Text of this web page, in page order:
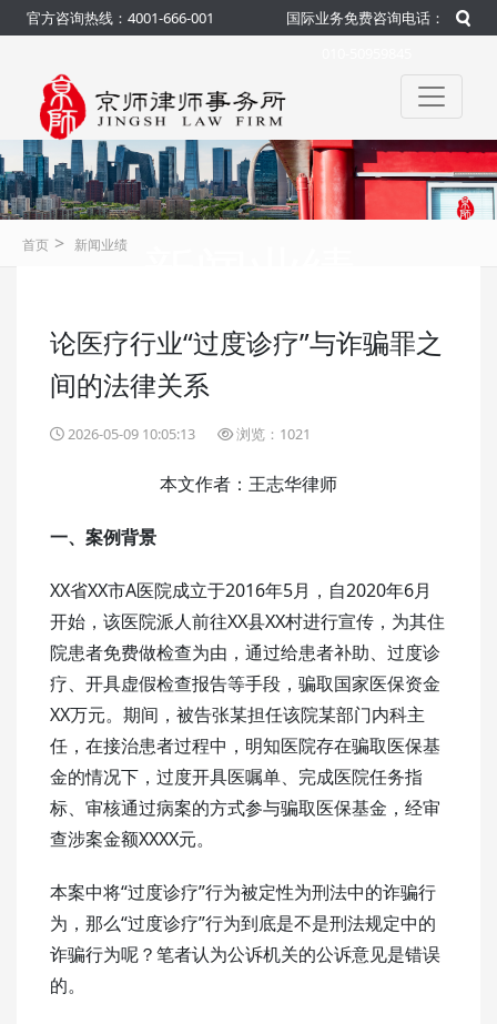
官方咨询热线：4001-666-001
国际业务免费咨询电话：
官方 咨询热线：4001-666-001
首页 > 新闻业绩
论医疗行业“过度诊疗”与诈骗罪之
间的法律关系
2026-05-09 10:05:13 浏览：1021
本文作者：王志华律师
一、案例背景
XX省XX市A医院成立于2016年5月，自2020年6月
开始，该医院派人前往XX县XX村进行宣传，为其住
院患者免费做检查为由，通过给患者补助、过度诊
疗、开具虚假检查报告等手段，骗取国家医保资金
XX万元。期间，被告张某担任该院某部门内科主
任，在接治患者过程中，明知医院存在骗取医保基
金的情况下，过度开具医嘱单、完成医院任务指
标、审核通过病案的方式参与骗取医保基金，经审
查涉案金额XXXX元。
本案中将“过度诊疗”行为被定性为刑法中的诈骗行
为，那么“过度诊疗”行为到底是不是刑法规定中的
诈骗行为呢？笔者认为公诉机关的公诉意见是错误
的。